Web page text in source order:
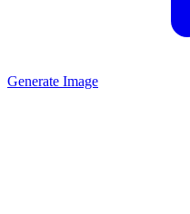
Generate Image